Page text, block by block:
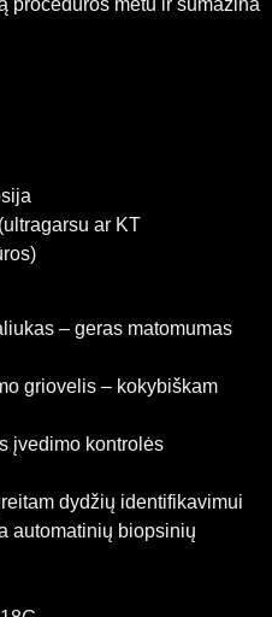
procedūros metu ir sumažina
ar KT
– geras matomumas
griovelis – kokybiškam
įvedimo kontrolės
dydžių identifikavimui
automatinių biopsinių